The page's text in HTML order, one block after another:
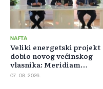
NAFTA
Veliki energetski projekt
dobio novog većinskog
vlasnika: Meridiam
preuzeo 66 posto GSI-ja
07. 08. 2026.